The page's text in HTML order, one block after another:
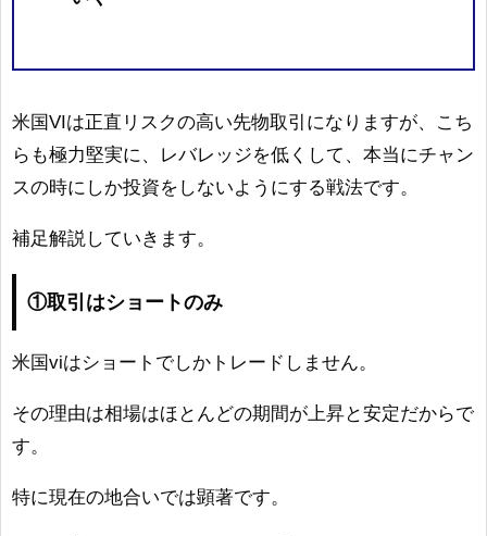
米国VIは正直リスクの高い先物取引になりますが、こち
らも極力堅実に、レバレッジを低くして、本当にチャン
スの時にしか投資をしないようにする戦法です。
補足解説していきます。
①取引はショートのみ
米国viはショートでしかトレードしません。
その理由は相場はほとんどの期間が上昇と安定だからで
す。
特に現在の地合いでは顕著です。